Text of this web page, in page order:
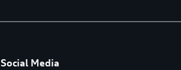
Social Media